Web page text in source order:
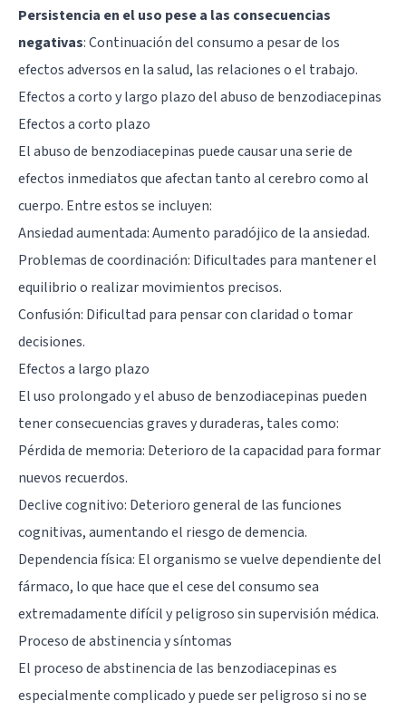
Persistencia en el uso pese a las consecuencias
negativas: Continuación del consumo a pesar de los
efectos adversos en la salud, las relaciones o el trabajo.
Efectos a corto y largo plazo del abuso de benzodiacepinas
Efectos a corto plazo
El abuso de benzodiacepinas puede causar una serie de
efectos inmediatos que afectan tanto al cerebro como al
cuerpo. Entre estos se incluyen:
Ansiedad aumentada: Aumento paradójico de la ansiedad.
Problemas de coordinación: Dificultades para mantener el
equilibrio o realizar movimientos precisos.
Confusión: Dificultad para pensar con claridad o tomar
decisiones.
Efectos a largo plazo
El uso prolongado y el abuso de benzodiacepinas pueden
tener consecuencias graves y duraderas, tales como:
Pérdida de memoria: Deterioro de la capacidad para formar
nuevos recuerdos.
Declive cognitivo: Deterioro general de las funciones
cognitivas, aumentando el riesgo de demencia.
Dependencia física: El organismo se vuelve dependiente del
fármaco, lo que hace que el cese del consumo sea
extremadamente difícil y peligroso sin supervisión médica.
Proceso de abstinencia y síntomas
El proceso de abstinencia de las benzodiacepinas es
especialmente complicado y puede ser peligroso si no se